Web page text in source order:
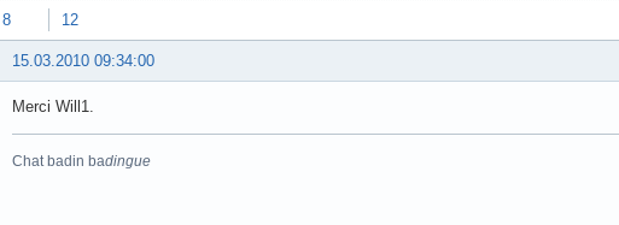
8 12
15.03.2010 09:34:00
Merci Will1.
Chat badin badingue